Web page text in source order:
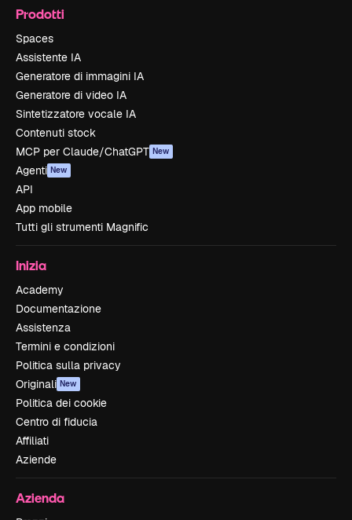
Prodotti
Spaces
Assistente IA
Generatore di immagini IA
Generatore di video IA
Sintetizzatore vocale IA
Contenuti stock
MCP per Claude/ChatGPT New
Agenti New
API
App mobile
Tutti gli strumenti Magnific
Inizia
Academy
Documentazione
Assistenza
Termini e condizioni
Politica sulla privacy
Originali New
Politica dei cookie
Centro di fiducia
Affiliati
Aziende
Azienda